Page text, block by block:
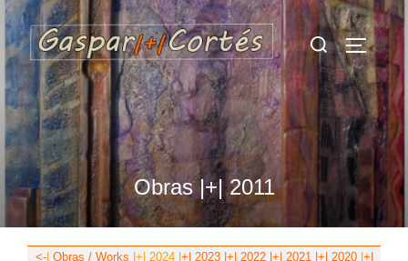
Saltar
al
contenido
Buscar:
Obras |+| 2011
<-| Obras / Works +| 2024| +| 2023|+| 2022|+| 2021|+| 2020| +|